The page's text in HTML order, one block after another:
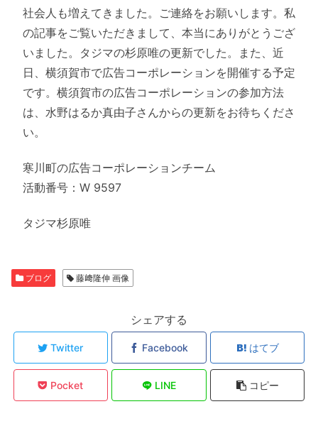
社会人も増えてきました。ご連絡をお願いします。私
の記事をご覧いただきまして、本当にありがとうござ
いました。タジマの杉原唯の更新でした。また、近
日、横須賀市で広告コーポレーションを開催する予定
です。横須賀市の広告コーポレーションの参加方法
は、水野はるか真由子さんからの更新をお待ちくださ
い。
寒川町の広告コーポレーションチーム
活動番号：W 9597
タジマ杉原唯
ブログ 藤﨑隆伸 画像
シェアする
Twitter Facebook はてブ
Pocket LINE コピー